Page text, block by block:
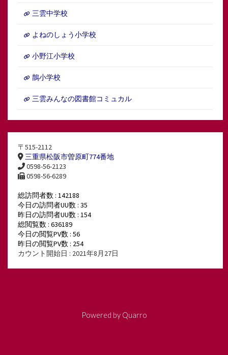
三雲中学校
よねのしょう小学校
小野江小学校
鵲小学校
三雲みんなの図書館コミュカル
〒515-2112
三重県松阪市曽原町774番地
0598-56-2123
0598-56-6289
総訪問者数 : 142188
今日の訪問者UU数 : 35
昨日の訪問者UU数 : 154
総閲覧数 : 636189
今日の閲覧PV数 : 56
昨日の閲覧PV数 : 254
カウント開始日 : 2021年8月27日
Powered by Quarro